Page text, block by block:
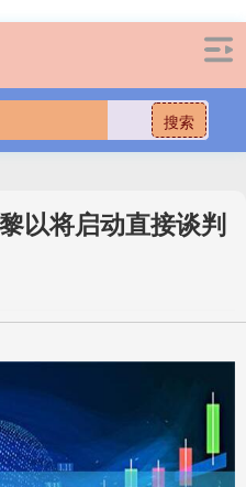
搜索
以将启动直接谈判